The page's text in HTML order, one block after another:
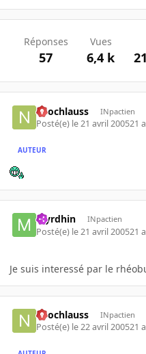
Réponses
57
Vues
6,4 k
neochlauss INpactien
Posté(e) le 21 avril 200521 a
AUTEUR
Myrdhin INpactien
Posté(e) le 21 avril 200521 a
Je suis interessé par le
neochlauss INpactien
Posté(e) le 22 avril 200521 a